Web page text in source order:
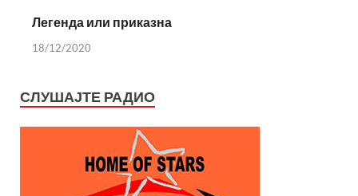
Легенда или приказна
18/12/2020
СЛУШАЈТЕ РАДИО